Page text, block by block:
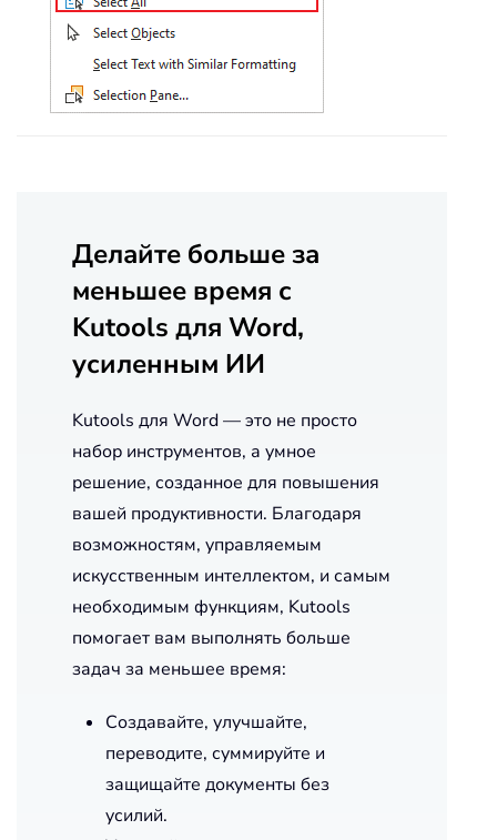
Делайте больше за
меньшее время с
Kutools для Word,
усиленным ИИ
Kutools для Word — это не просто
набор инструментов, а умное
решение, созданное для повышения
вашей продуктивности. Благодаря
возможностям, управляемым
искусственным интеллектом, и самым
необходимым функциям, Kutools
помогает вам выполнять больше
задач за меньшее время:
Создавайте, улучшайте,
переводите, суммируйте и
защищайте документы без
усилий.